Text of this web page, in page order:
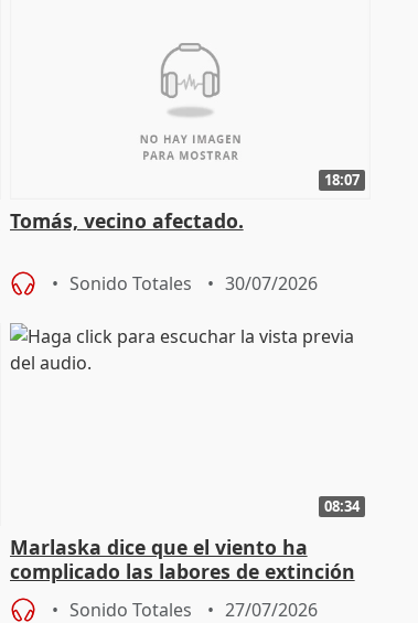
18:07
Tomás, vecino afectado.
Sonido Totales 30/07/2026
08:34
Marlaska dice que el viento ha
complicado las labores de extinción
durante la madrugada
Sonido Totales 27/07/2026